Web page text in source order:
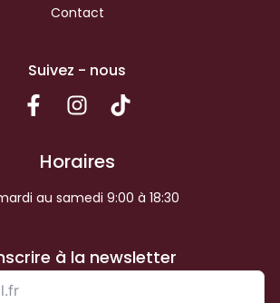
Contact
Suivez - nous
Horaires
au samedi 9:00 à 18:30
à la newsletter